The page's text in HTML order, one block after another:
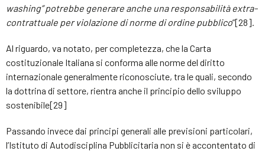
washing” potrebbe generare anche una responsabilità extra-
contrattuale per violazione di norme di ordine pubblico”[28].
Al riguardo, va notato, per completezza, che la Carta
costituzionale Italiana si conforma alle norme del diritto
internazionale generalmente riconosciute, tra le quali, secondo
la dottrina di settore, rientra anche il principio dello sviluppo
sostenibile[29]
Passando invece dai principi generali alle previsioni particolari,
l’Istituto di Autodisciplina Pubblicitaria non si è accontentato di